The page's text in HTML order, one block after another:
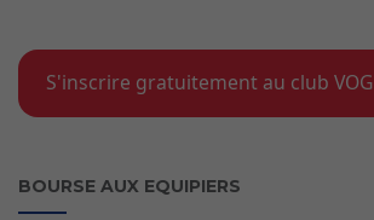
S'inscrire gratuitement au club VOG
BOURSE AUX EQUIPIERS